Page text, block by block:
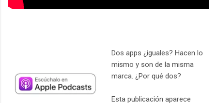
Dos apps ¿iguales? Hacen lo
mismo y son de la misma
marca. ¿Por qué dos?
Esta publicación aparece